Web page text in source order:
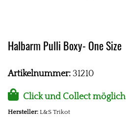
Halbarm Pulli Boxy- One Size
Artikelnummer: 31210
Click und Collect möglich
Hersteller: L&S Trikot